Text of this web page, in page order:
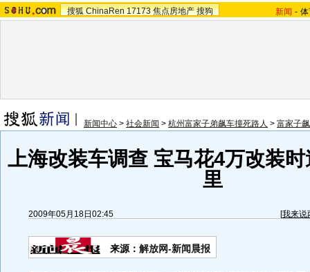
搜狐 ChinaRen 17173 焦点房地产 搜狗 新闻 -
新闻中心 > 社会新闻 > 杭州富家子弟飙车撞死路人 > 富家子
上海改装车调查 宝马花4万改装
里
2009年05月18日02:45 [我来说
来源： 解放网-新闻晨报